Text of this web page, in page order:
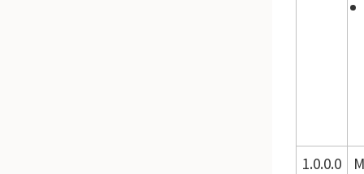
1.0.0.0